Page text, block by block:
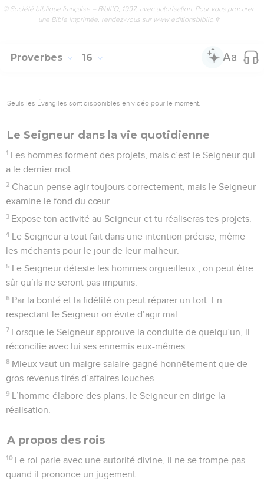
© Société biblique française – Bibli’O, 1997, avec autorisation. Pour vous procurer
une Bible imprimée, rendez-vous sur www.editionsbiblio.fr
Proverbes 16
Seuls les Évangiles sont disponibles en vidéo pour le moment.
Le Seigneur dans la vie quotidienne
1 Les hommes forment des projets, mais c’est le Seigneur qui
a le dernier mot.
2 Chacun pense agir toujours correctement, mais le Seigneur
examine le fond du cœur.
3 Expose ton activité au Seigneur et tu réaliseras tes projets.
4 Le Seigneur a tout fait dans une intention précise, même
les méchants pour le jour de leur malheur.
5 Le Seigneur déteste les hommes orgueilleux ; on peut être
sûr qu’ils ne seront pas impunis.
6 Par la bonté et la fidélité on peut réparer un tort. En
respectant le Seigneur on évite d’agir mal.
7 Lorsque le Seigneur approuve la conduite de quelqu’un, il
réconcilie avec lui ses ennemis eux-mêmes.
8 Mieux vaut un maigre salaire gagné honnêtement que de
gros revenus tirés d’affaires louches.
9 L’homme élabore des plans, le Seigneur en dirige la
réalisation.
A propos des rois
10 Le roi parle avec une autorité divine, il ne se trompe pas
quand il prononce un jugement.